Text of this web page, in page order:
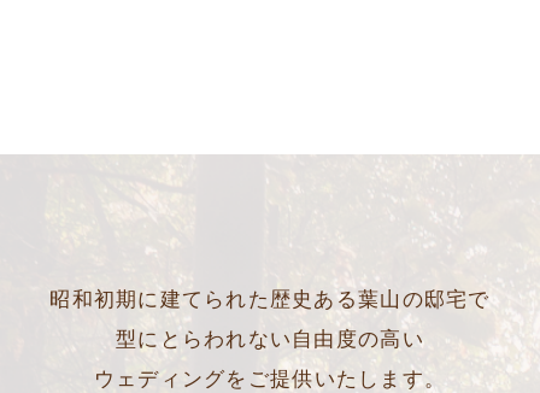
昭和初期に建てられた歴史ある葉山の邸宅で
型にとらわれない自由度の高い
ウェディングをご提供いたします。